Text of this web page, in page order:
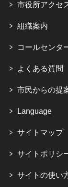
市役所アクセ
組織案内
コールセンタ
よくある質問
市民からの提
Language
サイトマップ
サイトポリシ
サイトの使い